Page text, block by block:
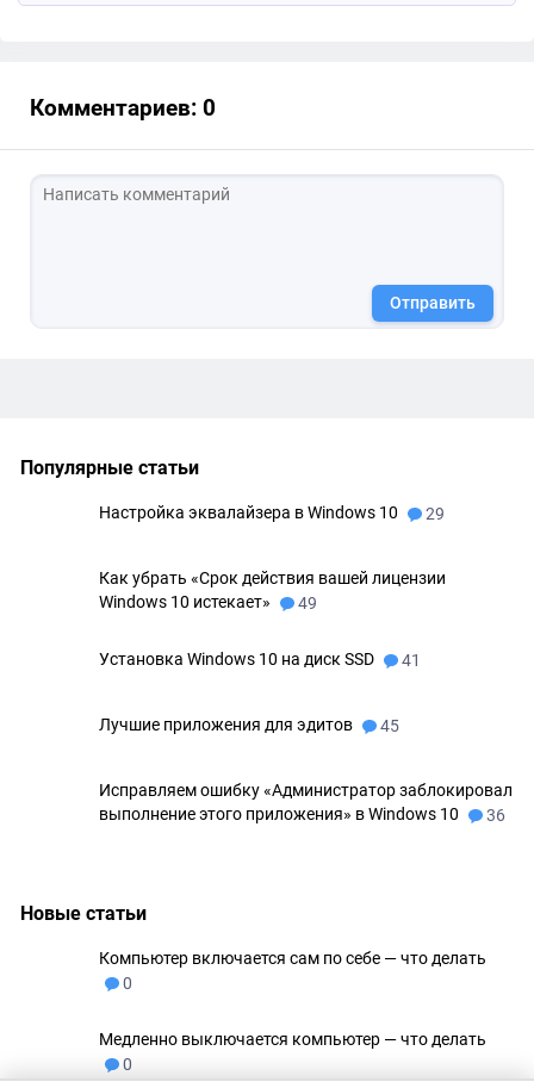
Популярные статьи
Настройка эквалайзера в Windows 10 29
Как убрать «Срок действия вашей лицензии
Windows 10 истекает»
49
Установка Windows 10 на диск SSD 41
Лучшие приложения для эдитов 45
Исправляем ошибку «Администратор заблокировал
выполнение этого приложения» в Windows 10
36
Новые статьи
Компьютер включается сам по себе — что делать
0
Медленно выключается компьютер — что делать
0
Комментариев: 0
Отправить